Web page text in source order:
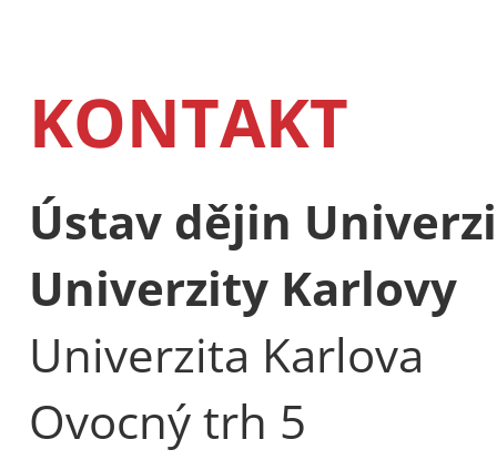
KONTAKT
Ústav dějin
Univerzity Karlovy
Univerzita Karlova
Ovocný trh 5